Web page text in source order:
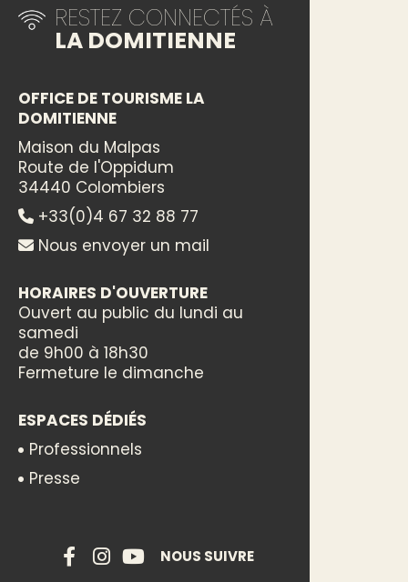
RESTEZ CONNECTÉS À
LA DOMITIENNE
OFFICE DE TOURISME LA
DOMITIENNE
Maison du Malpas
Route de l'Oppidum
34440 Colombiers
+33(0)4 67 32 88 77
Nous envoyer un mail
HORAIRES D'OUVERTURE
Ouvert au public du lundi au
samedi
de 9h00 à 18h30
Fermeture le dimanche
ESPACES DÉDIÉS
Professionnels
Presse
NOUS SUIVRE